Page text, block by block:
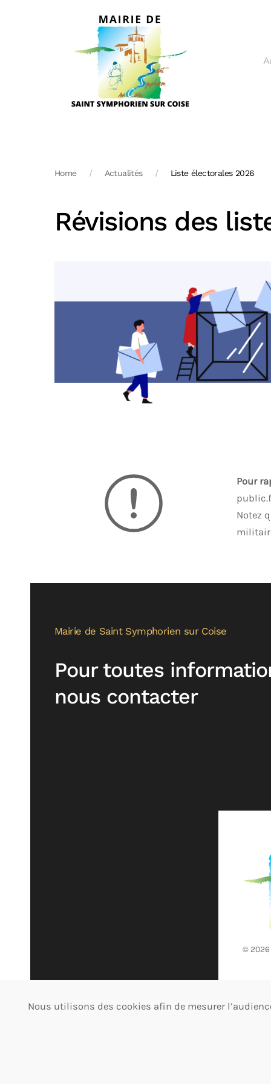
Skip to main content
Home Actualités Liste électorales 2026
Révisions des
Pour
Notez
Mairie de Saint Symphorien sur Coise
Pour toutes
nous contacter
© 2026
Nous utilisons des cookies afin de mesurer